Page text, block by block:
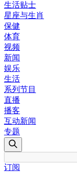
生活贴士
星座与生肖
保健
体育
视频
新闻
娱乐
生活
系列节目
直播
播客
互动新闻
专题
订阅